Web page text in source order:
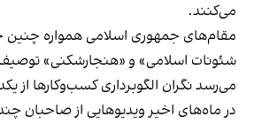
می‌کنند.
مقام‌های جمهوری اسلامی همواره چنین
شئونات اسلامی» و «هنجارشکنی»
می‌رسد نگران الگوبرداری کسب‌وکارها از
در ماه‌های اخیر ویدیوهایی از صاحبان